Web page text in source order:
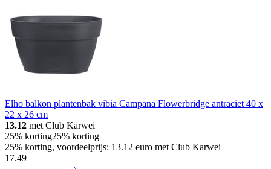
Elho balkon plantenbak vibia Campana Flowerbridge antraciet 40 x
22 x 26 cm
13.12 met Club Karwei
25% korting25% korting
25% korting, voordeelprijs: 13.12 euro met Club Karwei
17.49